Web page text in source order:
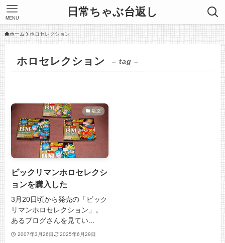
日常ちゃぶ台返し
MENU
ホーム ホロセレクション
ホロセレクション – tag –
駄文
ビックリマンホロセレクシ
ョンを購入した
3月20日頃から発売の「ビック
リマンホロセレクション」。
あるブログさんを見てい...
2007年3月26日 2025年6月29日